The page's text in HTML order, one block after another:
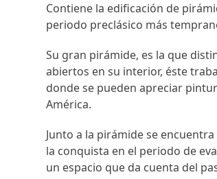
Contiene la edificación de
periodo preclásico más
Su gran pirámide, es la que
abiertos en su interior, éste
donde se pueden apreciar
América.
Junto a la pirámide se
la conquista en el periodo de
un espacio que da cuenta del